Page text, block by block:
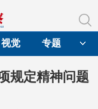
视觉 专题
规定精神问题